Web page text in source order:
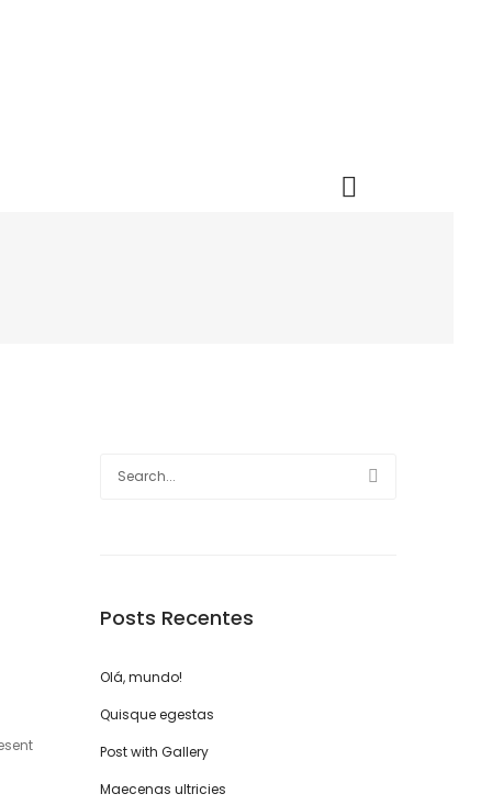
Posts Recentes
Olá, mundo!
Quisque egestas
Post with Gallery
Maecenas ultricies